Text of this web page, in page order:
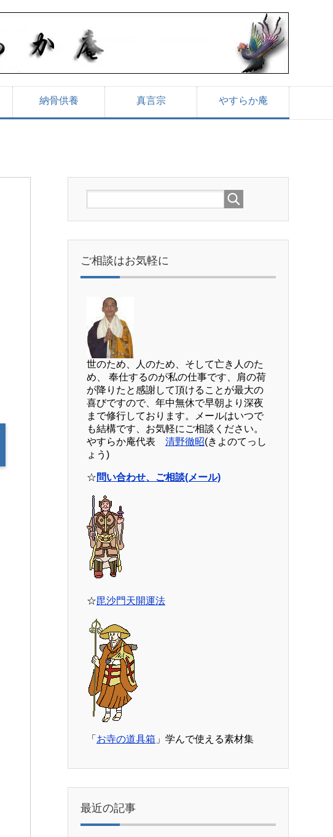
納骨供養 真言宗 やすらか庵
ご相談はお気軽に
世のため、人のため、そして亡き人のた
め、 奉仕するのが私の仕事です、肩の荷
が降りたと感謝して頂けることが最大の
喜びですので、年中無休で早朝より深夜
まで修行しております。メールはいつで
も結構です、お気軽にご相談ください。
やすらか庵代表 清野徹昭(きよのてっし
ょう)
☆問い合わせ、ご相談(メール)
☆毘沙門天開運法
「 お寺の道具箱 」学んで使える素材集
最近の記事